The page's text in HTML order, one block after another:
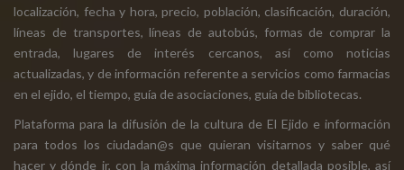
localización, fecha y hora, precio, población, clasificación, duración,
líneas de transportes, líneas de autobús, formas de comprar la
entrada, lugares de interés cercanos, así como noticias
actualizadas, y de información referente a servicios como farmacias
en el ejido, el tiempo, guía de asociaciones, guía de bibliotecas.
Plataforma para la difusión de la cultura de El Ejido e información
para todos los ciudadan@s que quieran visitarnos y saber qué
hacer y dónde ir, con la máxima información detallada posible, así